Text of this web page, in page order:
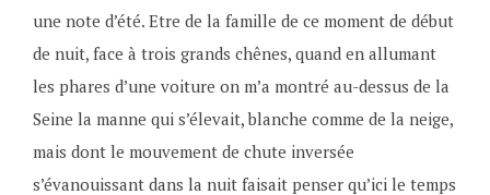
une note d’été. Etre de la famille de ce moment de début
de nuit, face à trois grands chênes, quand en allumant
les phares d’une voiture on m’a montré au-dessus de la
Seine la manne qui s’élevait, blanche comme de la neige,
mais dont le mouvement de chute inversée
s’évanouissant dans la nuit faisait penser qu’ici le temps